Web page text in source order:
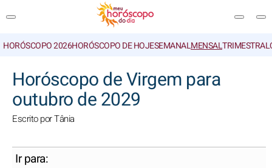
HORÓSCOPO 2026HORÓSCOPO DE HOJESEMANALMENSALTRIMESTRAL
Horóscopo de Virgem para
outubro de 2029
Escrito por Tânia
Ir para: